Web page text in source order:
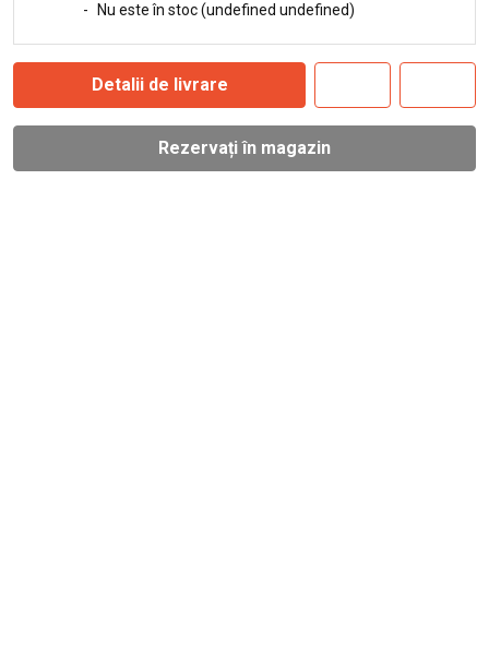
-
Nu este în stoc (undefined undefined)
Detalii de livrare
Rezervați în magazin